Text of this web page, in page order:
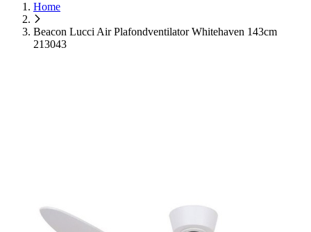
Home
Beacon Lucci Air Plafondventilator Whitehaven 143cm
213043